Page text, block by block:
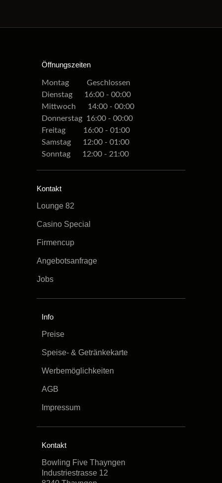
Öffnungszeiten
Montag Geschlossen
Dienstag 16:00 - 00:00
Mittwoch 14:00 - 00:00
Donnerstag 16:00 - 00:00
Freitag 16:00 - 01:00
Samstag 12:00 - 01:00
Sonntag 12:00 - 21:00
Kontakt
Lounge 82
Casino Special
Firmencup
Angebotsanfrage
Jobs
Info
Preise
Speise- & Getränkekarte
Werbemöglichkeiten
AGB
Impressum
Kontakt
Bowling Five Thayngen
Industriestrasse 12